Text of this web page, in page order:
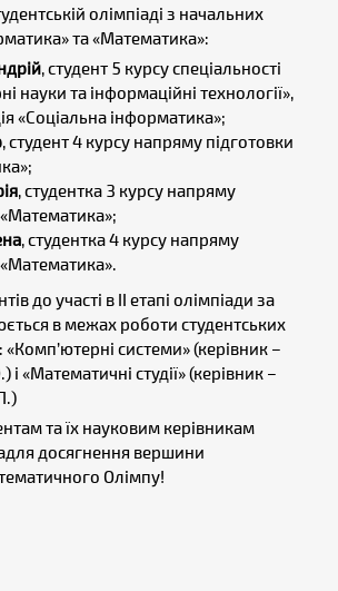
олімпіаді з начальних
та «Математика»:
, студент 5 курсу спеціальності
науки та інформаційні технології»,
«Соціальна інформатика»;
, студент 4 курсу напряму підготовки
, студентка 3 курсу напряму
, студентка 4 курсу напряму
до участі в ІІ етапі олімпіади за
в межах роботи студентських
«Комп’ютерні системи» (керівник –
«Математичні студії» (керівник –
та їх науковим керівникам
досягнення вершини
Олімпу!